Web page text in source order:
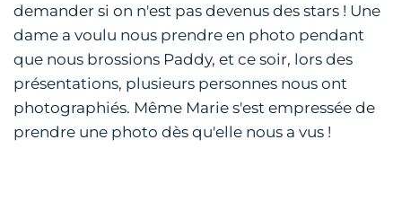
demander si on n'est pas devenus des stars ! Une
dame a voulu nous prendre en photo pendant
que nous brossions Paddy, et ce soir, lors des
présentations, plusieurs personnes nous ont
photographiés. Même Marie s'est empressée de
prendre une photo dès qu'elle nous a vus !